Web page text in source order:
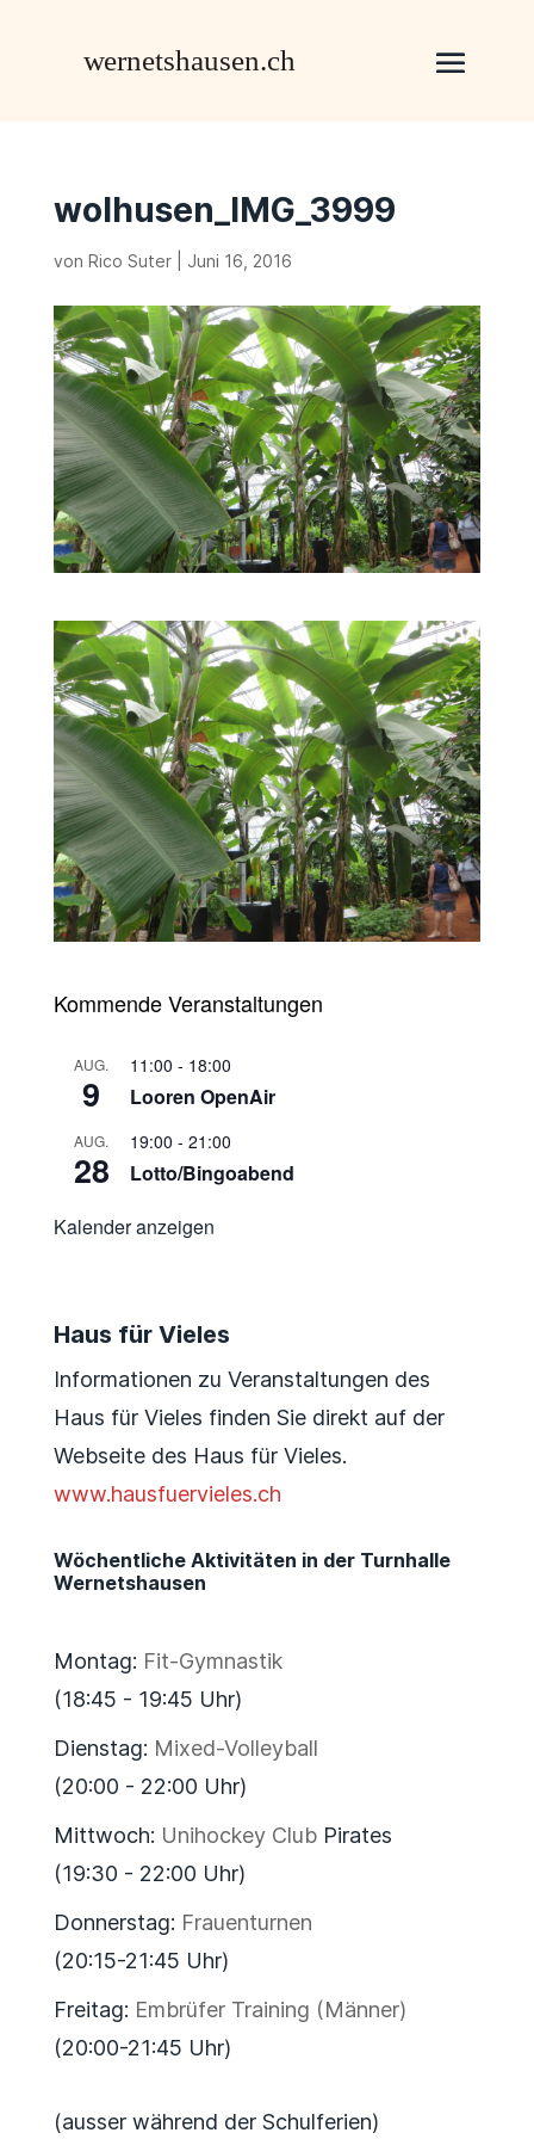
wolhusen_IMG_3999
von Rico Suter| Juni 16, 2016
Kommende Veranstaltungen
AUG.
9
11:00 - 18:00
Looren OpenAir
AUG.
28
19:00 - 21:00
Lotto/Bingoabend
Kalender anzeigen
Haus für Vieles
Informationen zu Veranstaltungen des
Haus für Vieles finden Sie direkt auf der
Webseite des Haus für Vieles.
www.hausfuervieles.ch
Wöchentliche Aktivitäten in der Turnhalle
Wernetshausen
Montag: Fit-Gymnastik
(18:45 - 19:45 Uhr)
Dienstag: Mixed-Volleyball
(20:00 - 22:00 Uhr)
Mittwoch: Unihockey ClubPirates
(19:30 - 22:00 Uhr)
Donnerstag: Frauenturnen
(20:15-21:45 Uhr)
Freitag: Embrüfer Training (Männer)
(20:00-21:45 Uhr)
(ausser während der Schulferien)